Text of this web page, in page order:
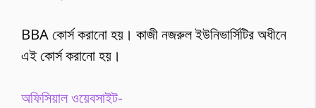
BBA কোর্স করানো হয়। কাজী নজরুল ইউনিভার্সিটির অধীনে
এই কোর্স করানো হয়।
অফিসিয়াল ওয়েবসাইট-